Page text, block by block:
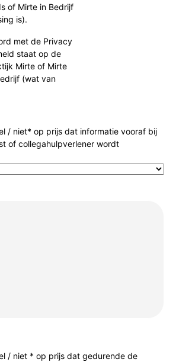
of Mirte in Bedrijf
is).
met de Privacy
staat op de
Mirte of Mirte
(wat van
/ niet* op prijs dat informatie vooraf bij
of collegahulpverlener wordt
/ niet * op prijs dat gedurende de